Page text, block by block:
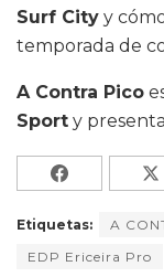
Surf City y
temporada de
A Contra Pico
Sport y
Etiquetas: A
EDP Ericeira Pro